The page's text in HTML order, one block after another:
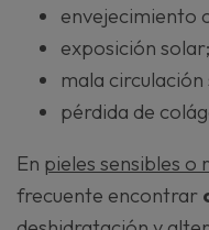
envejecimiento
exposición solar;
mala circulación
pérdida de
En pieles sensibles o
frecuente encontrar